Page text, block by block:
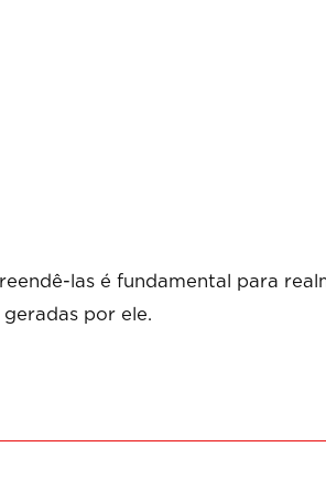
las é fundamental para
por ele.